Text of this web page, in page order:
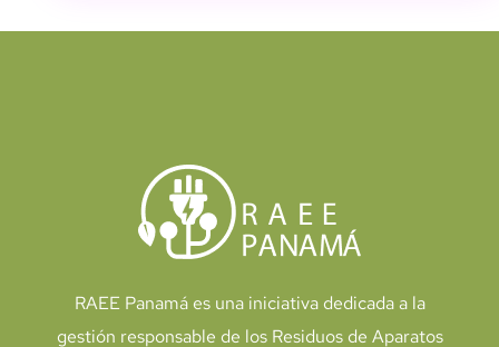
RAEE Panamá es una iniciativa dedicada a la
gestión responsable de los Residuos de Aparatos